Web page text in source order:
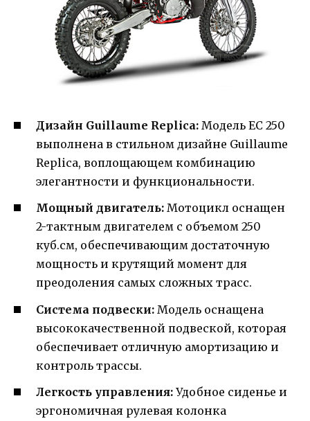
Дизайн Guillaume Replica: Модель EC 250
выполнена в стильном дизайне Guillaume
Replica, воплощающем комбинацию
элегантности и функциональности.
Мощный двигатель: Мотоцикл оснащен
2-тактным двигателем с объемом 250
куб.см, обеспечивающим достаточную
мощность и крутящий момент для
преодоления самых сложных трасс.
Система подвески: Модель оснащена
высококачественной подвеской, которая
обеспечивает отличную амортизацию и
контроль трассы.
Легкость управления: Удобное сиденье и
эргономичная рулевая колонка